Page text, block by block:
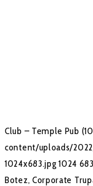
Club – Temple Pub
content/uploads/
1024x683.jpg 1024 683
Botez, Corporate